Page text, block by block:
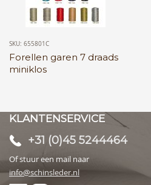
SKU: 655801C
Forellen garen 7 draads
miniklos
KLANTENSERVICE
+31 (0)45 5244464
Of stuur een mail naar
info@schinsleder.nl